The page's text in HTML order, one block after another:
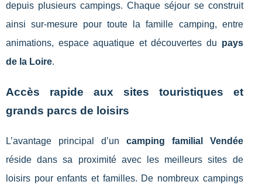
depuis plusieurs campings. Chaque séjour se construit
ainsi sur-mesure pour toute la famille camping, entre
animations, espace aquatique et découvertes du pays
de la Loire.
Accès rapide aux sites touristiques et
grands parcs de loisirs
L’avantage principal d’un camping familial Vendée
réside dans sa proximité avec les meilleurs sites de
loisirs pour enfants et familles. De nombreux campings